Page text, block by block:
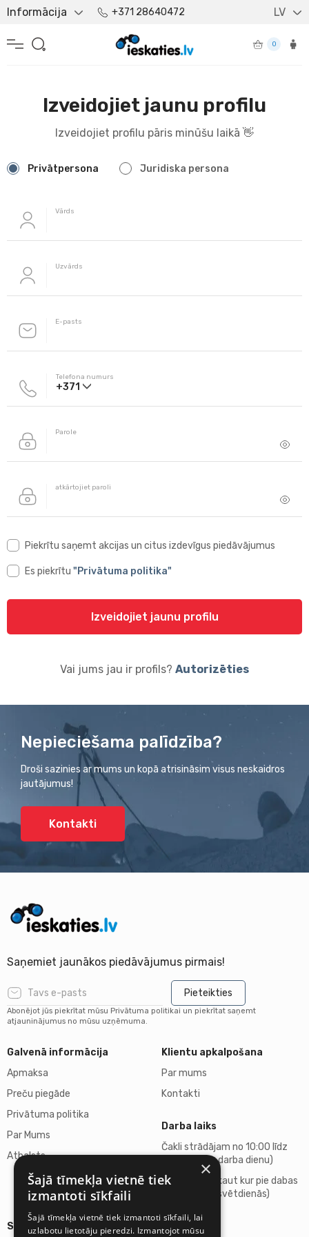
Informācija +371 28640472 LV
0
Izveidojiet jaunu profilu
Izveidojiet profilu pāris minūšu laikā 👋
Privātpersona Juridiska persona
Vārds
Uzvārds
E-pasts
Telefona numurs
+
Parole
atkārtojiet paroli
Piekrītu saņemt akcijas un citus izdevīgus piedāvājumus
Es piekrītu "Privātuma politika"
Izveidojiet jaunu profilu
Vai jums jau ir profils? Autorizēties
Nepieciešama palīdzība?
Droši sazinies ar mums un kopā atrisināsim visus neskaidros
jautājumus!
Kontakti
Saņemiet jaunākos piedāvājumus pirmais!
Pieteikties
Abonējot jūs piekrītat mūsu Privātuma politikai un piekrītat saņemt
atjauninājumus no mūsu uzņēmuma.
Galvenā informācija
Apmaksa
Preču piegāde
Privātuma politika
Par Mums
Atbalsts
Klientu apkalpošana
Par mums
Kontakti
Darba laiks
Čakli strādājam no 10:00 līdz
18:00 (katru darba dienu)
Atpūšamies kaut kur pie dabas
(sestdienās, svētdienās)
Sīkāka informācija
×
Šajā tīmekļa vietnē tiek
izmantoti sīkfaili
Šajā tīmekļa vietnē tiek izmantoti sīkfaili, lai
uzlabotu lietotāju pieredzi. Izmantojot mūsu